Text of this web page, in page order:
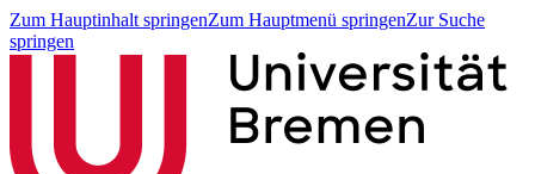
Zum Hauptinhalt springenZum Hauptmenü springenZur Suche
springen